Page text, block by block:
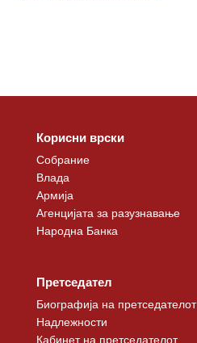
Корисни врски
Собрание
Влада
Армија
Агенцијата за разузнавање
Народна Банка
Претседател
Биографија на претседателот
Надлежности
Кабинет на претседателот